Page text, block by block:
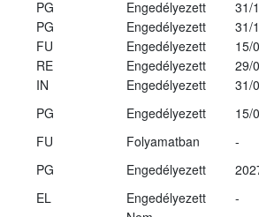
PG Engedélyezett
31/
PG Engedélyezett
31/
FU Engedélyezett
15/
RE Engedélyezett
29/
IN Engedélyezett
31/
PG Engedélyezett
15/
FU Folyamatban
-
PG Engedélyezett
EL Engedélyezett
-